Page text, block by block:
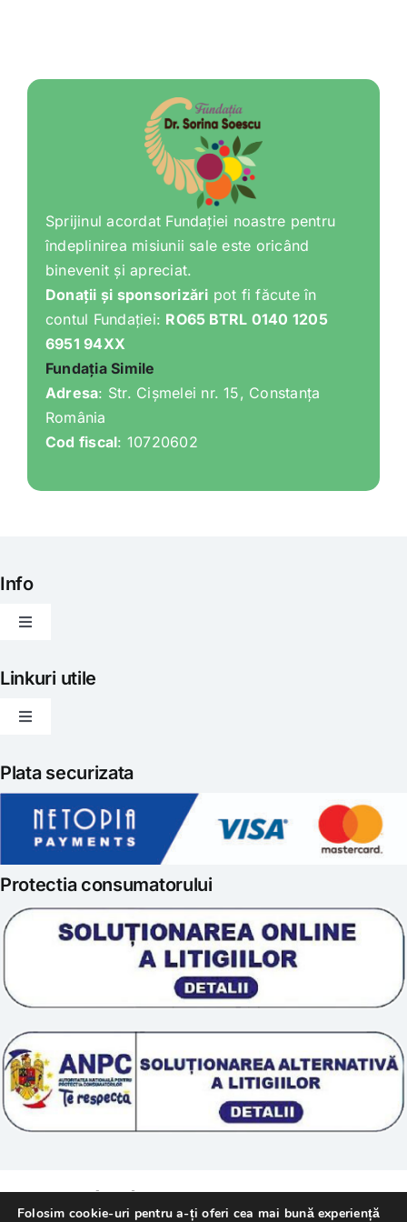
Iubim fructele
Sprijinul acordat Fundației noastre pentru
îndeplinirea misiunii sale este oricând
binevenit și apreciat.
Donații și sponsorizări pot fi făcute în
contul Fundației: RO65 BTRL 0140 1205
6951 94XX
Fundația Simile
Adresa: Str. Cișmelei nr. 15, Constanța
România
Cod fiscal: 10720602
Info
Toggle
Articole
Gatit creativ
Iubim fructele
Scoala „Sanatate 5D”
Tratamente naturale
Linkuri utile
Toggle
Politica de livrare
Politica de retur
Prelucrarea datelor
Termeni si conditii
Politica cookie
Plata securizata
Protectia consumatorului
© 2011 – [year] Fundatia Simile. Toate drepturile
Folosim cookie-uri pentru a-ți oferi cea mai bună experiență